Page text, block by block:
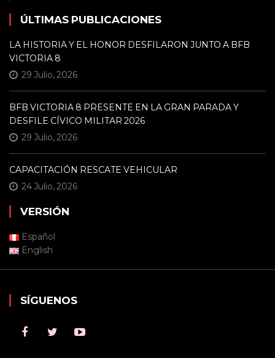
ÚLTIMAS PUBLICACIONES
LA HISTORIA Y EL HONOR DESFILARON JUNTO A BFB
VICTORIA 8
29 Julio, 2026
BFB VICTORIA 8 PRESENTE EN LA GRAN PARADA Y
DESFILE CÍVICO MILITAR 2026
29 Julio, 2026
CAPACITACIÓN RESCATE VEHICULAR
24 Julio, 2026
VERSIÓN
Español
English
SÍGUENOS